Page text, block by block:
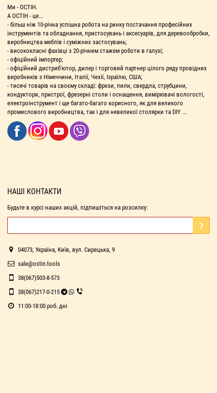
Ми - ОСТІН.
А ОСТІН - це...
- більш ніж 10-річна успішна робота на ринку постачання професійних
інструментів та обладнання, пристосувань і аксесуарів, для деревообробки,
виробництва меблів і суміжних застосувань;
- висококласні фахівці з 20-річним стажем роботи в галузі;
- офіційний імпортер;
- офіційний дистриб'ютор, дилер і торговий партнер цілого ряду провідних
виробників з Німеччини, Італії, Чехії, Ізраїлю, США;
- тисячі товарів на своєму складі: фрези, пили, свердла, струбцини,
кондуктори, пристрої, фрезерні столи і оснащення, вимірювачі вологості,
електроінструмент і ще багато-багато корисного, як для великого
промислового виробництва, так і для невеликої столярки та DIY ...
НАШІ КОНТАКТИ
Будьте в курсі наших акцій, підпишіться на розсилку:
04073, Україна, Київ, вул. Сирецька, 9
sale@ostin.tools
38(067)503-8-573
38(067)217-0-215
11:00-18:00 роб. дні